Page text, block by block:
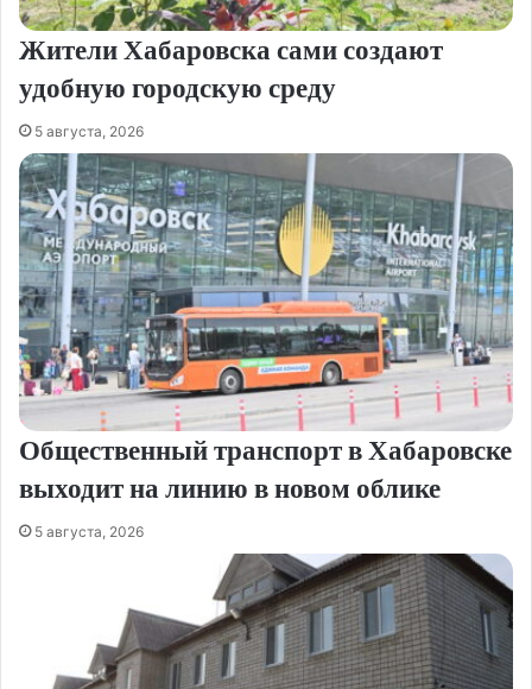
Жители Хабаровска сами создают
удобную городскую среду
5 августа, 2026
Общественный транспорт в Хабаровске
выходит на линию в новом облике
5 августа, 2026